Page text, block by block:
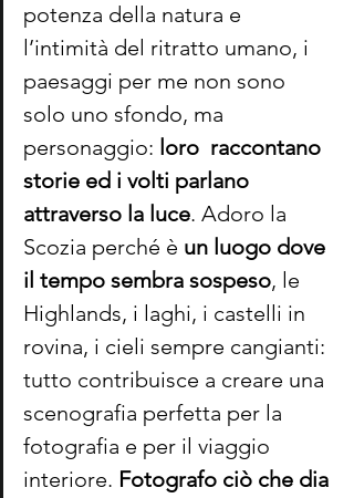
potenza della natura e
l’intimità del ritratto umano, i
paesaggi per me non sono
solo uno sfondo, ma
personaggio: loro  raccontano
storie ed i volti parlano
attraverso la luce. Adoro la
Scozia perché è un luogo dove
il tempo sembra sospeso, le
Highlands, i laghi, i castelli in
rovina, i cieli sempre cangianti:
tutto contribuisce a creare una
scenografia perfetta per la
fotografia e per il viaggio
interiore. Fotografo ciò che dia